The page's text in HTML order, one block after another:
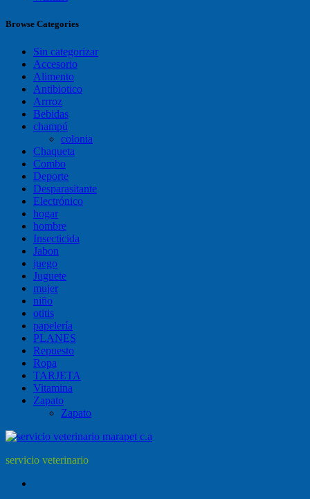
Browse Categories
Sin categorizar
Accesorio
Alimento
Antibiotico
Arrroz
Bebidas
champú
colonia
Chaqueta
Combo
Deporte
Desparasitante
Electrónico
hogar
hombre
Insecticida
Jabon
juego
Juguete
mujer
niño
otitis
papelería
PLANES
Repuesto
Ropa
TARJETA
Vitamina
Zapato
Zapato
servicio veterinario